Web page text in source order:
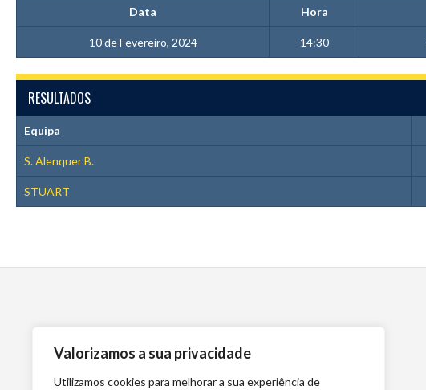
Valorizamos a sua privacidade
Utilizamos cookies para melhorar a sua experiência de
Data Hora
10 de Fevereiro, 2024 14:30
RESULTADOS
Equipa
S. Alenquer B.
STUART